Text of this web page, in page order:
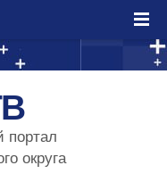
портал
округа